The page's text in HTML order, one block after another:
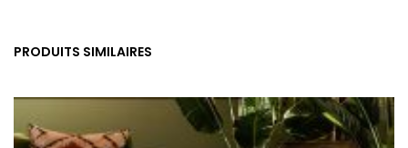
PRODUITS SIMILAIRES